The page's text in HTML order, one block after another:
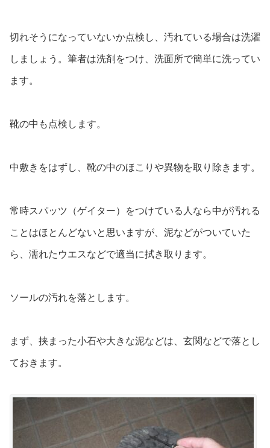
切れそうになっていないか点検し、汚れている場合は洗濯
しましょう。筆者は洗剤をつけ、洗面所で簡単に洗ってい
ます。
靴の中も点検します。
中敷きをはずし、靴の中のほこりや異物を取り除きます。
常時スパッツ（ゲイター）をつけている人なら中が汚れる
ことはほとんどないと思いますが、泥などがついていた
ら、濡れたウエスなどで適当に拭き取ります。
ソールの汚れを落とします。
まず、挟まった小石や大きな泥などは、玄関などで落とし
ておきます。